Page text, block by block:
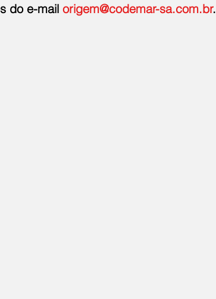
do e-mail origem@codemar-sa.com.br.